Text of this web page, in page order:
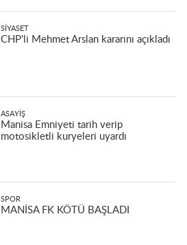
SIYASET
CHP'li Mehmet Arslan kararını açıkladı
ASAYIŞ
Manisa Emniyeti tarih verip
motosikletli kuryeleri uyardı
SPOR
MANİSA FK KÖTÜ BAŞLADI